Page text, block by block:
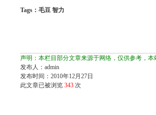
Tags：毛豆 智力
声明：本栏目部分文章来源于网络，仅供参考，
发布人：admin
发布时间：2010年12月27日
此文章已被浏览 343 次